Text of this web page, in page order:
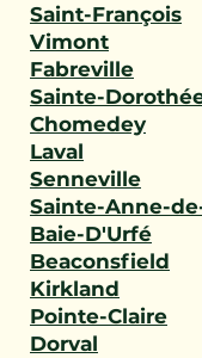
Saint-François
Vimont
Fabreville
Sainte-
Chomedey
Laval
Senneville
Sainte-Anne-
Baie-D'Urfé
Beaconsfield
Kirkland
Pointe-Claire
Dorval